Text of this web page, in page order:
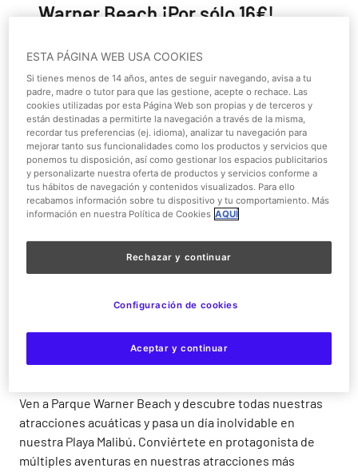
Warner Beach ¡Por sólo 16€!
¿Aún no te has refrescado en Parque Warner Beach?
nuestro Parque acuático, ya queParque Warner Beach
pone a la venta durante los días 23, 24, 25, 26, 27 Y 28 de
julio de 2019 entradas a 16€* para visitarnos hasta el día
31 de julio de 2019.Esta oferta exclusiva solo podrás
disfrutarla a través de nuestra página web.
¡Disfruta ya de un día refrescante en Parque Warner
Beach con tus familiares y amigos a un precio muy
Compra ya
¡Aprovecha nuestra oferta exclusiva online para Parque
Ven a Parque Warner Beach y descubre todas nuestras
atracciones acuáticas y pasa un día inolvidable en
nuestra Playa Malibú. Conviértete en protagonista de
múltiples aventuras en nuestras atracciones más
ESTA PÁGINA WEB USA COOKIES
Si tienes menos de 14 años, antes de seguir navegando, avisa a tu
padre, madre o tutor para que las gestione, acepte o rechace. Las
cookies utilizadas por esta Página Web son propias y de terceros y
están destinadas a permitirte la navegación a través de la misma,
recordar tus preferencias (ej. idioma), analizar tu navegación para
mejorar tanto sus funcionalidades como los productos y servicios que
ponemos tu disposición, así como gestionar los espacios publicitarios
y personalizarte nuestra oferta de productos y servicios conforme a
tus hábitos de navegación y contenidos visualizados. Para ello
recabamos información sobre tu dispositivo y tu comportamiento. Más
información en nuestra Política de Cookies AQUÍ
Rechazar y continuar
Aceptar y continuar
Configuración de cookies